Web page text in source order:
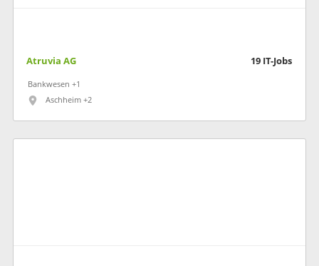
Atruvia AG 19 IT-Jobs
Bankwesen +1
Aschheim +2